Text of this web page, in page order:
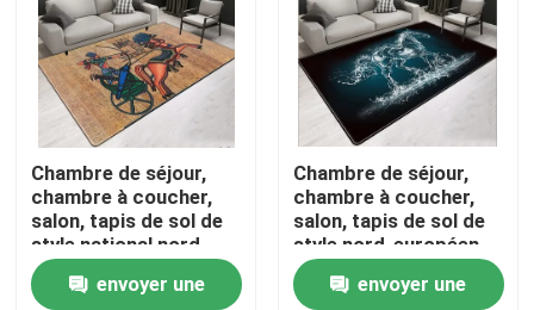
AU SUJET DES USA
Visite d'usine
Contrôle de qualité
Demandez une citation
Chambre de séjour,
chambre à coucher,
salon, tapis de sol de
style national nord-
européen
envoyer une
Chambre de séjour,
chambre à coucher,
salon, tapis de sol de
style nord-européen
envoyer une